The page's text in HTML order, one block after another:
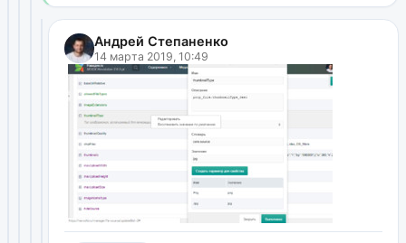
Андрей Степаненко
14 марта 2019, 10:49